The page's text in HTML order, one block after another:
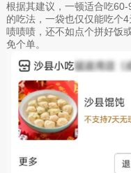
根据其建议，一顿适合吃
的吃法，一袋也仅仅能吃个
啧啧啧，还不如点个拼好饭
免个单。